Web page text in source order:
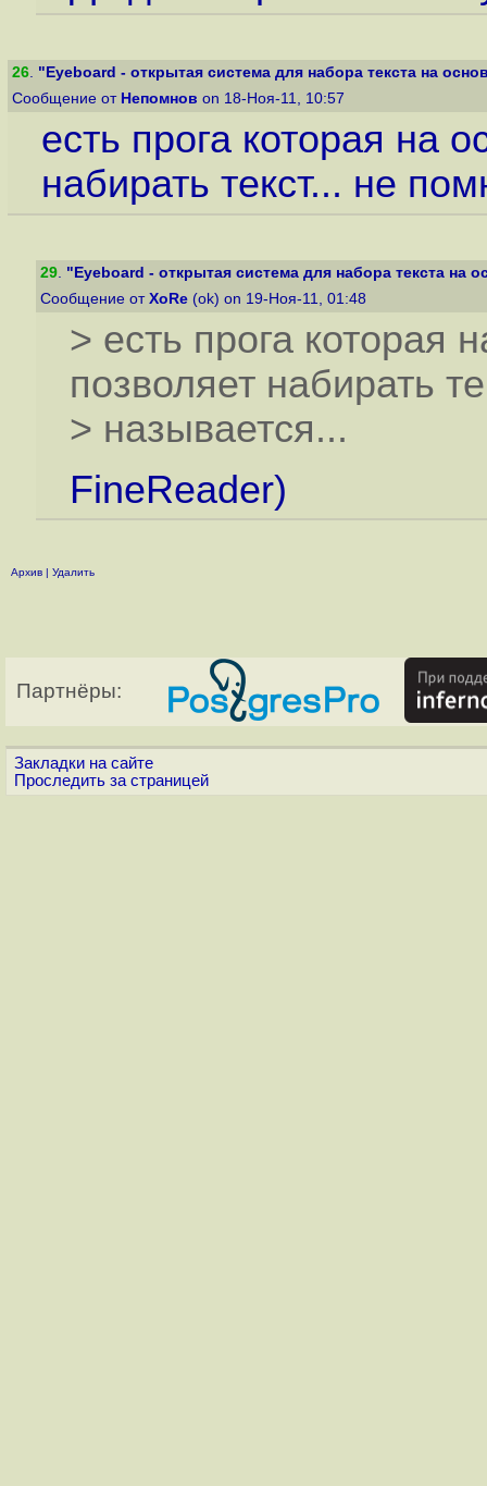
26. "Eyeboard - открытая система для набора текста на
Сообщение от Непомнов on 18-Ноя-11, 10:57
есть прога которая на
набирать текст... не
29. "Eyeboard - открытая система для набора текста на
Сообщение от XoRe (ok) on 19-Ноя-11, 01:48
> есть прога которая
позволяет набирать
> называется...
FineReader)
Архив | Удалить
Партнёры:
Закладки на сайте
Проследить за страницей